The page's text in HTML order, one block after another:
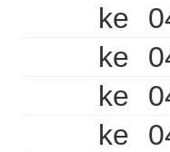
ke
ke
ke
ke